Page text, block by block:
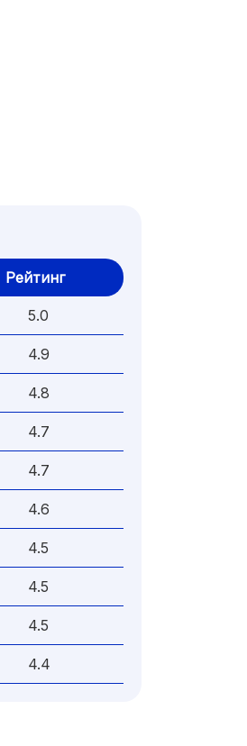
Рейтинг
5.0
4.9
4.8
4.7
4.7
4.6
4.5
4.5
4.5
4.4